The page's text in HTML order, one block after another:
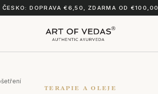
ČESKO: DOPRAVA €6,50, ZDARMA OD €100,00
TERAPIE A OLEJE